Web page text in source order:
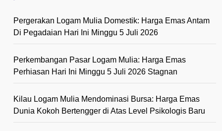
Pergerakan Logam Mulia Domestik: Harga Emas Antam
Di Pegadaian Hari Ini Minggu 5 Juli 2026
Perkembangan Pasar Logam Mulia: Harga Emas
Perhiasan Hari Ini Minggu 5 Juli 2026 Stagnan
Kilau Logam Mulia Mendominasi Bursa: Harga Emas
Dunia Kokoh Bertengger di Atas Level Psikologis Baru